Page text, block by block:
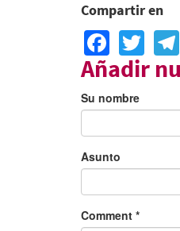
Compartir en
Añadir
Su nombre
Asunto
Comment *